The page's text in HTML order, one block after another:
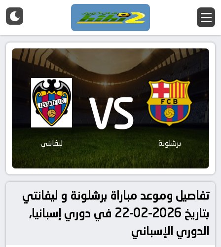
برشلونة VS ليفانتي
تفاصيل وموعد مباراة برشلونة و ليفانتي
بتاريخ 2026-02-22 في دوري إسبانيا,
الدوري الإسباني